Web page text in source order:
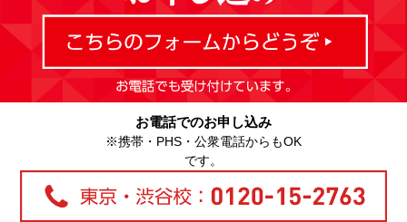
お電話でのお申し込み
※携帯・PHS・公衆電話からもOK
です。